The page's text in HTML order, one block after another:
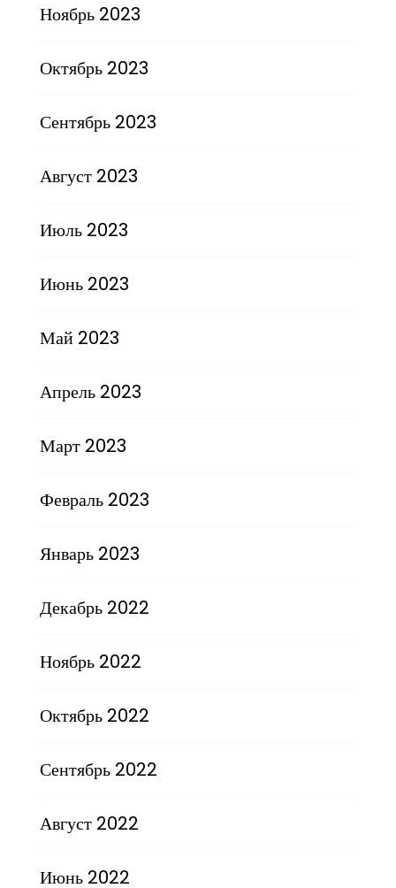
Ноябрь 2023
Октябрь 2023
Сентябрь 2023
Август 2023
Июль 2023
Июнь 2023
Май 2023
Апрель 2023
Март 2023
Февраль 2023
Январь 2023
Декабрь 2022
Ноябрь 2022
Октябрь 2022
Сентябрь 2022
Август 2022
Июнь 2022